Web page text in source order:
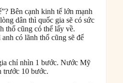
Bên cạnh kinh tế lớn mạnh
dân thì quốc gia sẽ có sức
thổ cũng có thể lấy về.
có lãnh thổ cũng sẽ để
chỉ nhìn 1 bước. Nước Mỹ
trước 10 bước.